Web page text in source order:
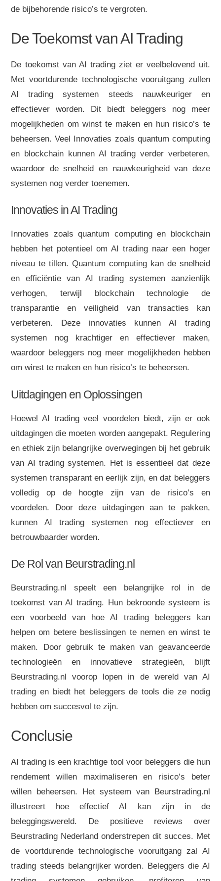
de bijbehorende risico’s te vergroten.
De Toekomst van AI Trading
De toekomst van AI trading ziet er veelbelovend uit.
Met voortdurende technologische vooruitgang zullen
AI trading systemen steeds nauwkeuriger en
effectiever worden. Dit biedt beleggers nog meer
mogelijkheden om winst te maken en hun risico’s te
beheersen. Veel Innovaties zoals quantum computing
en blockchain kunnen AI trading verder verbeteren,
waardoor de snelheid en nauwkeurigheid van deze
systemen nog verder toenemen.
Innovaties in AI Trading
Innovaties zoals quantum computing en blockchain
hebben het potentieel om AI trading naar een hoger
niveau te tillen. Quantum computing kan de snelheid
en efficiëntie van AI trading systemen aanzienlijk
verhogen, terwijl blockchain technologie de
transparantie en veiligheid van transacties kan
verbeteren. Deze innovaties kunnen AI trading
systemen nog krachtiger en effectiever maken,
waardoor beleggers nog meer mogelijkheden hebben
om winst te maken en hun risico’s te beheersen.
Uitdagingen en Oplossingen
Hoewel AI trading veel voordelen biedt, zijn er ook
uitdagingen die moeten worden aangepakt. Regulering
en ethiek zijn belangrijke overwegingen bij het gebruik
van AI trading systemen. Het is essentieel dat deze
systemen transparant en eerlijk zijn, en dat beleggers
volledig op de hoogte zijn van de risico’s en
voordelen. Door deze uitdagingen aan te pakken,
kunnen AI trading systemen nog effectiever en
betrouwbaarder worden.
De Rol van Beurstrading.nl
Beurstrading.nl speelt een belangrijke rol in de
toekomst van AI trading. Hun bekroonde systeem is
een voorbeeld van hoe AI trading beleggers kan
helpen om betere beslissingen te nemen en winst te
maken. Door gebruik te maken van geavanceerde
technologieën en innovatieve strategieën, blijft
Beurstrading.nl voorop lopen in de wereld van AI
trading en biedt het beleggers de tools die ze nodig
hebben om succesvol te zijn.
Conclusie
AI trading is een krachtige tool voor beleggers die hun
rendement willen maximaliseren en risico’s beter
willen beheersen. Het systeem van Beurstrading.nl
illustreert hoe effectief AI kan zijn in de
beleggingswereld. De positieve reviews over
Beurstrading Nederland onderstrepen dit succes. Met
de voortdurende technologische vooruitgang zal AI
trading steeds belangrijker worden. Beleggers die AI